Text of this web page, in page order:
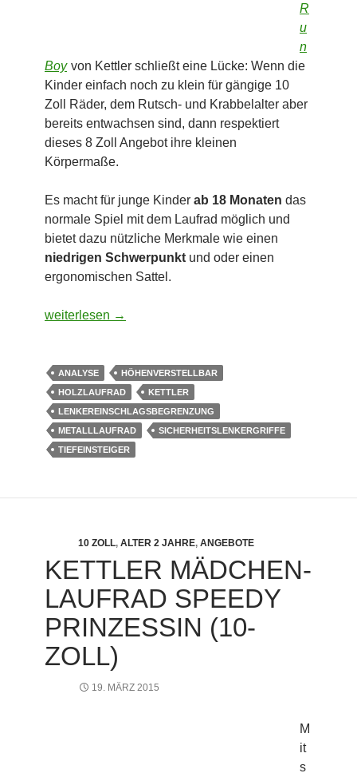
R
u
n
Boy von Kettler schließt eine Lücke: Wenn die
Kinder einfach noch zu klein für gängige 10
Zoll Räder, dem Rutsch- und Krabbelalter aber
bereits entwachsen sind, dann respektiert
dieses 8 Zoll Angebot ihre kleinen
Körpermaße.
Es macht für junge Kinder ab 18 Monaten das
normale Spiel mit dem Laufrad möglich und
bietet dazu nützliche Merkmale wie einen
niedrigen Schwerpunkt und oder einen
ergonomischen Sattel.
8 Zoll Laufrad Run Boy von Kettler – für Anfänger
weiterlesen →
ANALYSE
HÖHENVERSTELLBAR
HOLZLAUFRAD
KETTLER
LENKEREINSCHLAGSBEGRENZUNG
METALLLAUFRAD
SICHERHEITSLENKERGRIFFE
TIEFEINSTEIGER
10 ZOLL, ALTER 2 JAHRE, ANGEBOTE
KETTLER MÄDCHEN-
LAUFRAD SPEEDY
PRINZESSIN (10-
ZOLL)
19. MÄRZ 2015
M
it
s